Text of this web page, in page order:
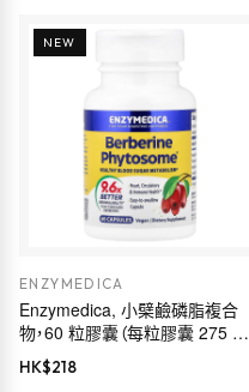
NEW
ENZYMEDICA
Enzymedica, 小檗鹼磷脂複合
物，60 粒膠囊（每粒膠囊 275 毫
HK$218